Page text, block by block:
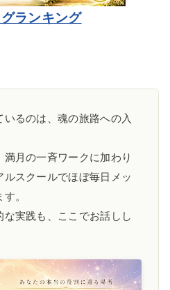
ランキング
るのは、魂の旅路への入
月の一斉ワークに加わり
スクールでほぼ毎日メッ
。
実践も、ここでお話しし